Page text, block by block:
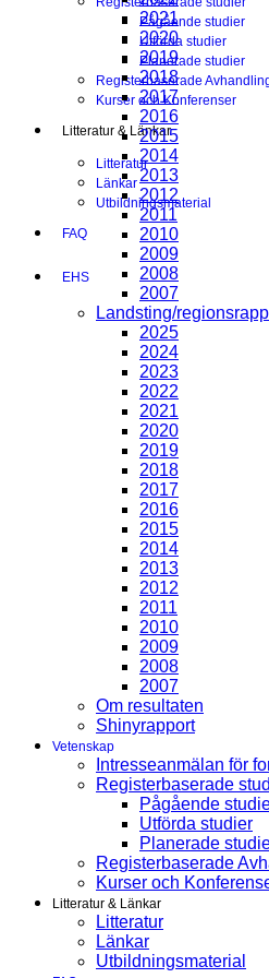
Pågående studier
Utförda studier
Planerade studier
Registerbaserade
Kurser och Konferenser
Litteratur & Länkar
Litteratur
Länkar
Utbildningsmaterial
FAQ
EHS
2021
2020
2019
2018
2017
2016
2015
2014
2013
2012
2011
2010
2009
2008
2007
Landsting/
2025
2024
2023
2022
2021
2020
2019
2018
2017
2016
2015
2014
2013
2012
2011
2010
2009
2008
2007
Om resultaten
Shinyrapport
Vetenskap
Intresseanmälan för
Registerbaserade
Pågående
Utförda studier
Planerade
Registerbaserade
Kurser och
Litteratur & Länkar
Litteratur
Länkar
Utbildningsmaterial